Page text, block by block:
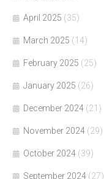
April 2025 (35)
March 2025 (14)
February 2025 (25)
January 2025 (26)
December 2024 (21)
November 2024 (29)
October 2024 (39)
September 2024 (27)